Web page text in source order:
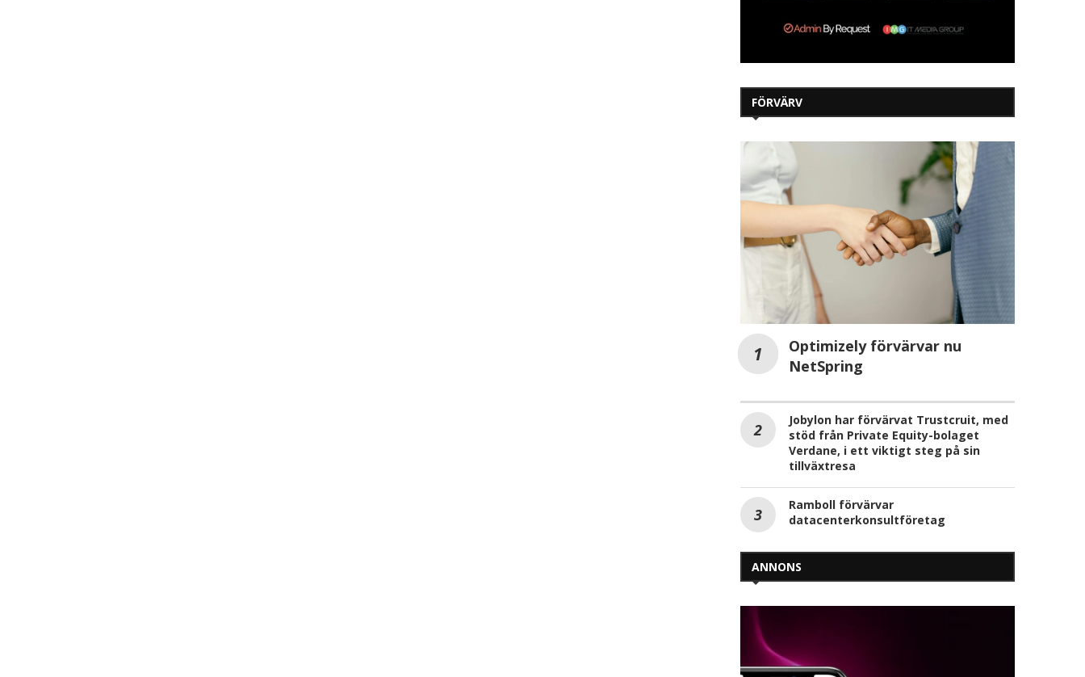
FÖRVÄRV
Optimizely förvärvar nu
NetSpring
Jobylon har förvärvat Trustcruit, med
stöd från Private Equity-bolaget
Verdane, i ett viktigt steg på sin
tillväxtresa
Ramboll förvärvar
datacenterkonsultföretag
ANNONS